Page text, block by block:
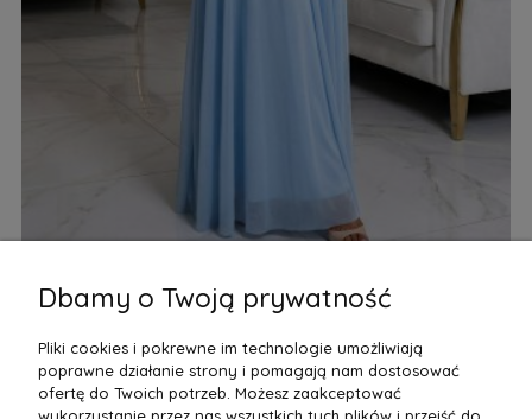
Elegancka sukienka wieczorowa maxi halter z tiulem i
210,00 zł
Do Koszyka
Dbamy o Twoją prywatność
Pliki cookies i pokrewne im technologie umożliwiają
poprawne działanie strony i pomagają nam dostosować
ofertę do Twoich potrzeb. Możesz zaakceptować